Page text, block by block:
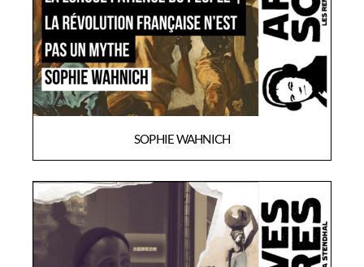
SOPHIE WAHNICH